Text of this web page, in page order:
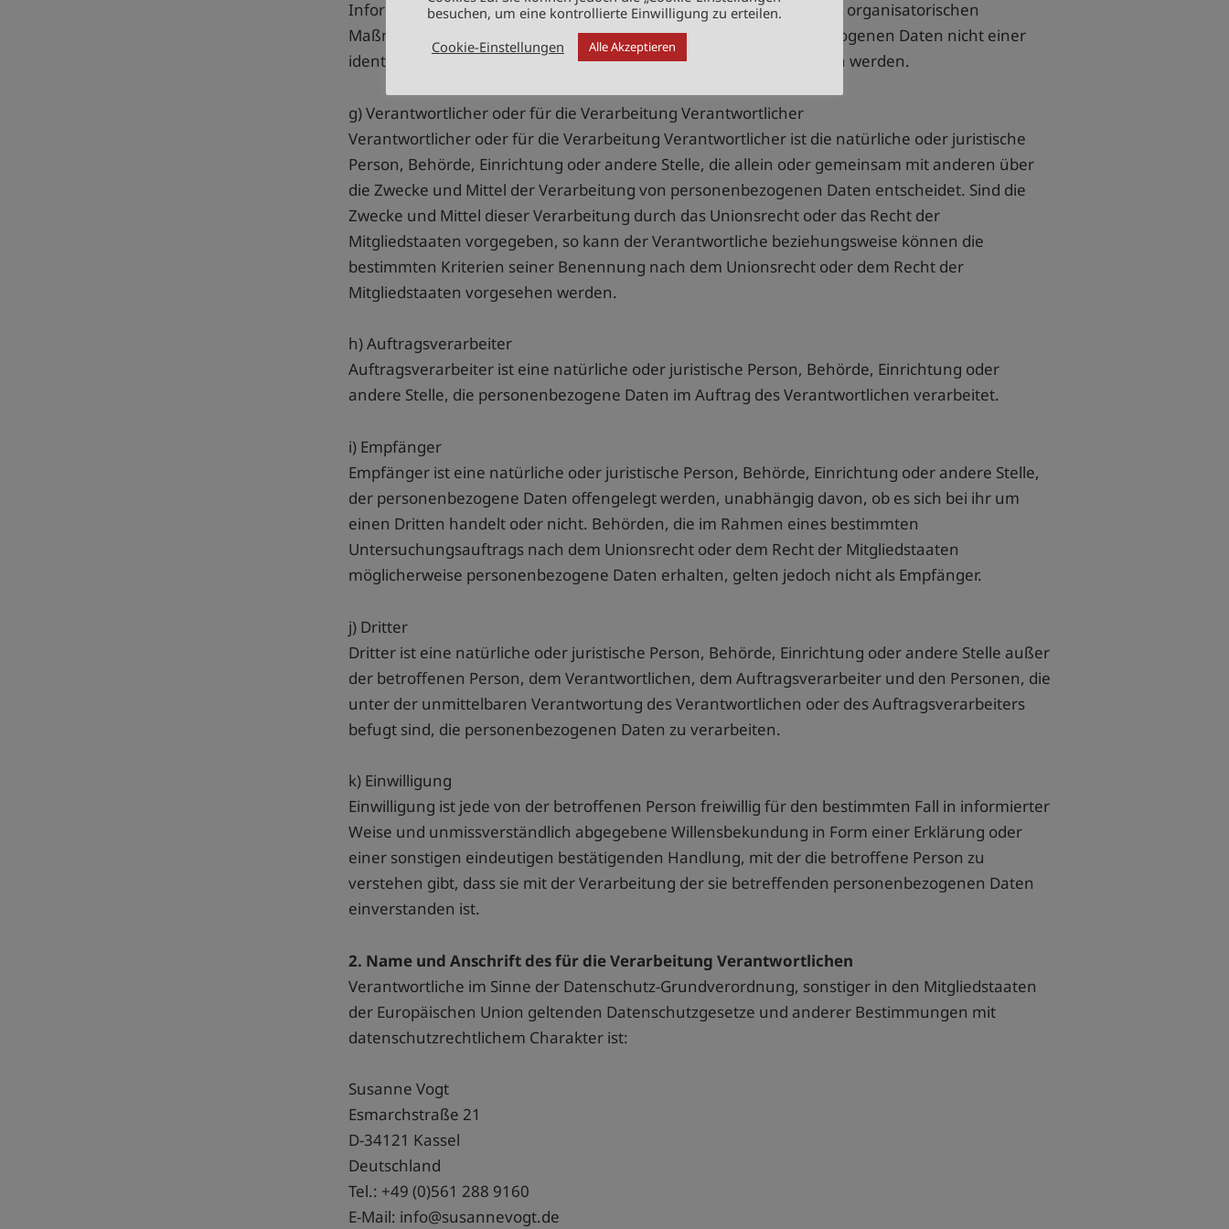
Informationen gesondert aufbewahrt werden und technischen und organisatorischen
Maßnahmen unterliegen, die gewährleisten, dass die personenbezogenen Daten nicht einer
identifizierten oder identifizierbaren natürlichen Person zugewiesen werden.
g) Verantwortlicher oder für die Verarbeitung Verantwortlicher
Verantwortlicher oder für die Verarbeitung Verantwortlicher ist die natürliche oder juristische
Person, Behörde, Einrichtung oder andere Stelle, die allein oder gemeinsam mit anderen über
die Zwecke und Mittel der Verarbeitung von personenbezogenen Daten entscheidet. Sind die
Zwecke und Mittel dieser Verarbeitung durch das Unionsrecht oder das Recht der
Mitgliedstaaten vorgegeben, so kann der Verantwortliche beziehungsweise können die
bestimmten Kriterien seiner Benennung nach dem Unionsrecht oder dem Recht der
Mitgliedstaaten vorgesehen werden.
h) Auftragsverarbeiter
Auftragsverarbeiter ist eine natürliche oder juristische Person, Behörde, Einrichtung oder
andere Stelle, die personenbezogene Daten im Auftrag des Verantwortlichen verarbeitet.
i) Empfänger
Empfänger ist eine natürliche oder juristische Person, Behörde, Einrichtung oder andere Stelle,
der personenbezogene Daten offengelegt werden, unabhängig davon, ob es sich bei ihr um
einen Dritten handelt oder nicht. Behörden, die im Rahmen eines bestimmten
Untersuchungsauftrags nach dem Unionsrecht oder dem Recht der Mitgliedstaaten
möglicherweise personenbezogene Daten erhalten, gelten jedoch nicht als Empfänger.
j) Dritter
Dritter ist eine natürliche oder juristische Person, Behörde, Einrichtung oder andere Stelle außer
der betroffenen Person, dem Verantwortlichen, dem Auftragsverarbeiter und den Personen, die
unter der unmittelbaren Verantwortung des Verantwortlichen oder des Auftragsverarbeiters
befugt sind, die personenbezogenen Daten zu verarbeiten.
k) Einwilligung
Einwilligung ist jede von der betroffenen Person freiwillig für den bestimmten Fall in informierter
Weise und unmissverständlich abgegebene Willensbekundung in Form einer Erklärung oder
einer sonstigen eindeutigen bestätigenden Handlung, mit der die betroffene Person zu
verstehen gibt, dass sie mit der Verarbeitung der sie betreffenden personenbezogenen Daten
einverstanden ist.
2. Name und Anschrift des für die Verarbeitung Verantwortlichen
Verantwortliche im Sinne der Datenschutz-Grundverordnung, sonstiger in den Mitgliedstaaten
der Europäischen Union geltenden Datenschutzgesetze und anderer Bestimmungen mit
datenschutzrechtlichem Charakter ist:
Susanne Vogt
Esmarchstraße 21
D-34121 Kassel
Deutschland
Tel.: +49 (0)561 288 9160
E-Mail: info@susannevogt.de
besuchen, um eine kontrollierte Einwilligung zu erteilen.
Cookie-Einstellungen
Alle Akzeptieren